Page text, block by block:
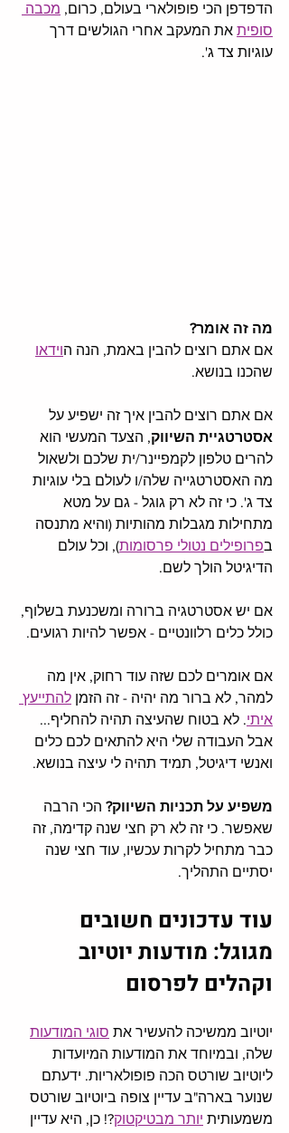
הדפדפן הכי פופולארי בעולם, כרום, מכבה
סופית את המעקב אחרי הגולשים דרך
עוגיות צד ג'.
מה זה אומר?
אם אתם רוצים להבין באמת, הנה הוידאו
שהכנו בנושא.
אם אתם רוצים להבין איך זה ישפיע על
אסטרטגיית השיווק, הצעד המעשי הוא
להרים טלפון לקמפיינר/ית שלכם ולשאול
מה האסטרטגייה שלה/ו לעולם בלי עוגיות
צד ג'. כי זה לא רק גוגל - גם על מטא
מתחילות מגבלות מהותיות (והיא מתנסה
בפרופילים נטולי פרסומות), וכל עולם
הדיגיטל הולך לשם.
אם יש אסטרטגיה ברורה ומשכנעת בשלוף,
כולל כלים רלוונטיים - אפשר להיות רגועים.
אם אומרים לכם שזה עוד רחוק, אין מה
למהר, לא ברור מה יהיה - זה הזמן להתייעץ
איתי. לא בטוח שהעיצה תהיה להחליף...
אבל העבודה שלי היא להתאים לכם כלים
ואנשי דיגיטל, תמיד תהיה לי עיצה בנושא.
משפיע על תכניות השיווק? הכי הרבה
שאפשר. כי זה לא רק חצי שנה קדימה, זה
כבר מתחיל לקרות עכשיו, עוד חצי שנה
יסתיים התהליך.
עוד עדכונים חשובים
מגוגל: מודעות יוטיוב
וקהלים לפרסום
יוטיוב ממשיכה להעשיר את סוגי המודעות
שלה, ובמיוחד את המודעות המיועדות
ליוטיוב שורטס הכה פופולאריות. ידעתם
שנוער בארה"ב עדיין צופה ביוטיוב שורטס
משמעותית יותר מבטיקטוק?! כן, היא עדיין